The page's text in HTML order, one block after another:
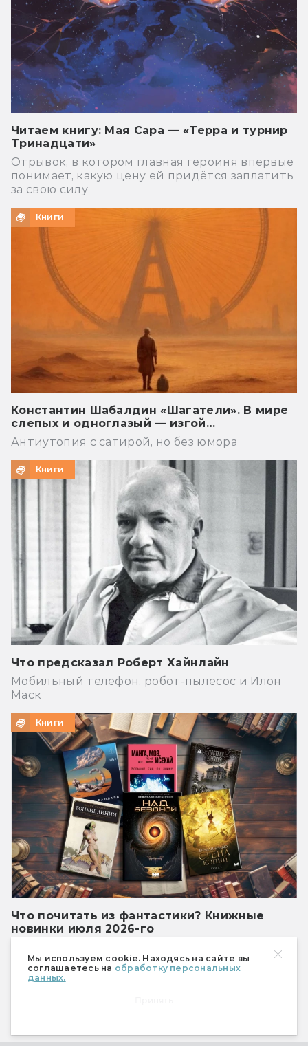
Мы используем cookie. Находясь на сайте вы
соглашаетесь на обработку персональных
данных.
Читаем книгу: Мая Сара — «Терра и турнир
Тринадцати»
Отрывок, в котором главная героиня впервые
понимает, какую цену ей придётся заплатить
за свою силу
Книги
Константин Шабалдин «Шагатели». В мире
слепых и одноглазый — изгой…
Антиутопия с сатирой, но без юмора
Книги
Что предсказал Роберт Хайнлайн
Мобильный телефон, робот-пылесос и Илон
Маск
Книги
Что почитать из фантастики? Книжные
новинки июля 2026-го
Фантастические книги июля: от двух Вулфов
до Лавкрафта в космосе